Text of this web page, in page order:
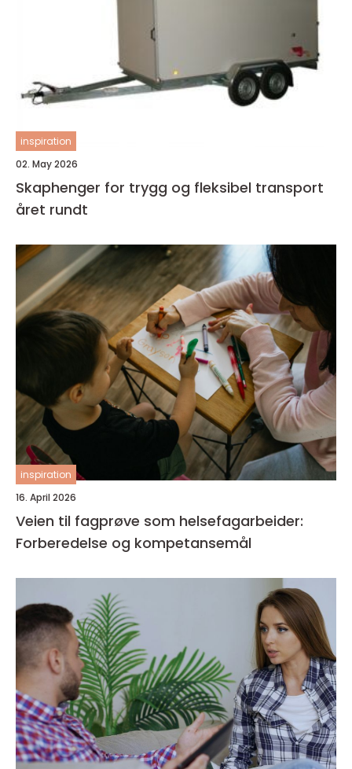
inspiration
02. May 2026
Skaphenger for trygg og fleksibel transport
året rundt
inspiration
16. April 2026
Veien til fagprøve som helsefagarbeider:
Forberedelse og kompetansemål